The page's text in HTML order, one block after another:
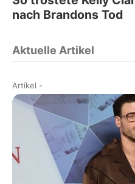
nach Brandons Tod
Aktuelle Artikel
Artikel -